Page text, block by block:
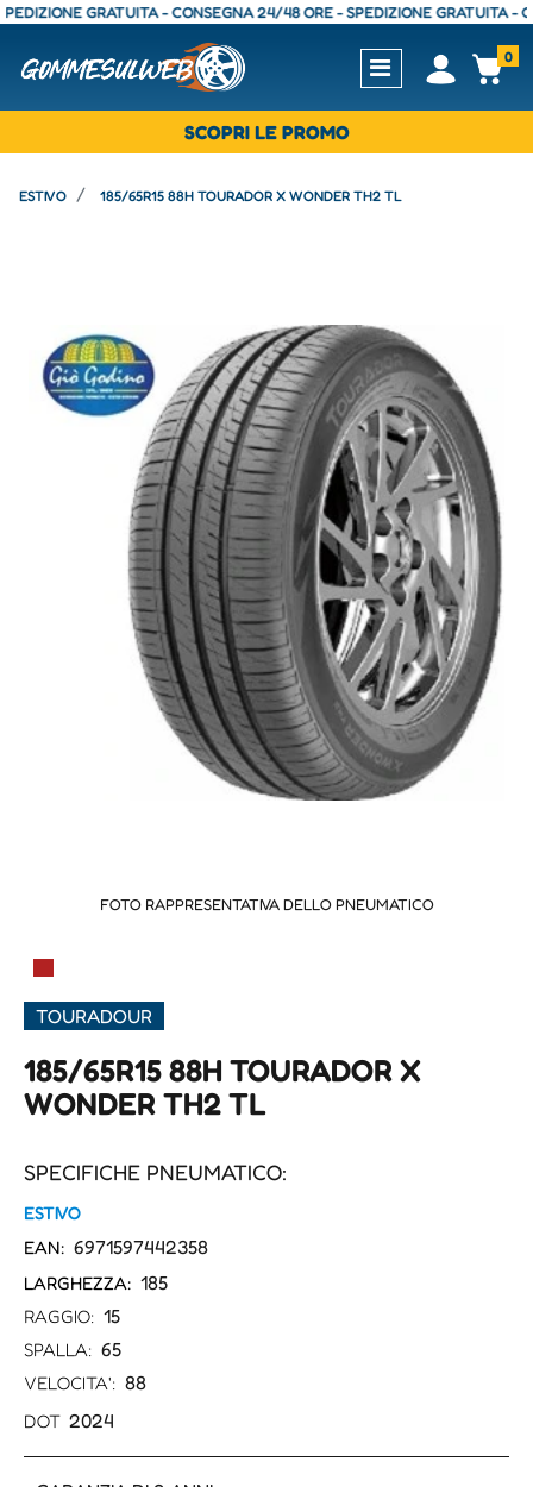
GRATUITA - CONSEGNA 24/48 ORE - SPEDIZIONE GRATUITA -
Open0
SCOPRI LE PROMO
ESTIVO 185/65R15 88H TOURADOR X WONDER TH2 TL
FOTO RAPPRESENTATIVA DELLO PNEUMATICO
▀
TOURADOUR
185/65R15 88H TOURADOR X
WONDER TH2 TL
SPECIFICHE PNEUMATICO:
ESTIVO
EAN: 6971597442358
LARGHEZZA: 185
RAGGIO: 15
SPALLA: 65
VELOCITA': 88
DOT 2024